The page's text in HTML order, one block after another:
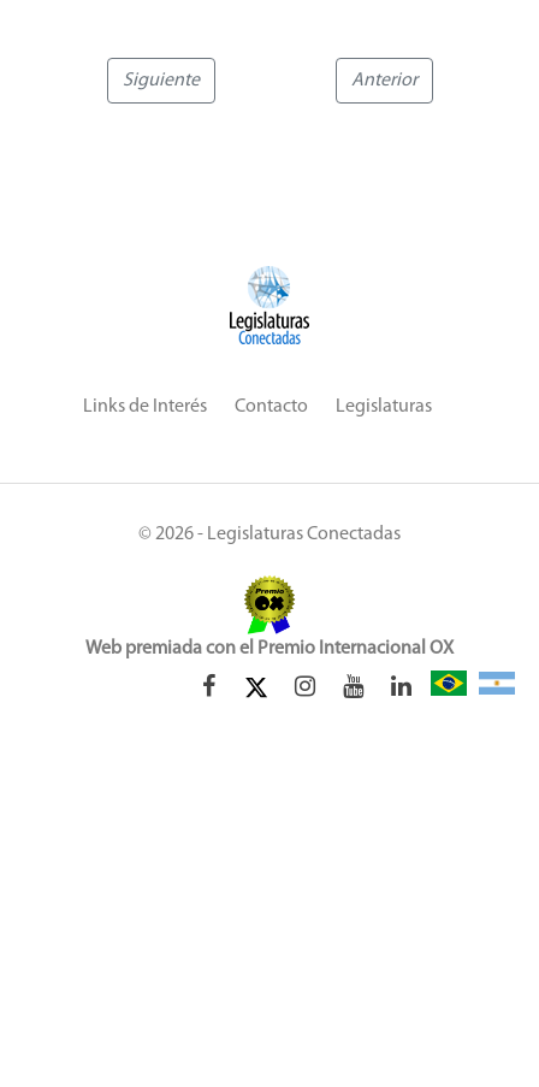
Siguiente Anterior
Links de Interés Contacto Legislaturas
© 2026 - Legislaturas Conectadas
Web premiada con el Premio Internacional OX